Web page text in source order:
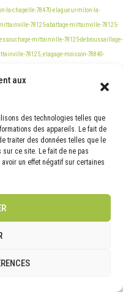
aux
des technologies telles que
des appareils. Le fait de
traiter des données telles que le
ce site. Le fait de ne pas
un effet négatif sur certaines